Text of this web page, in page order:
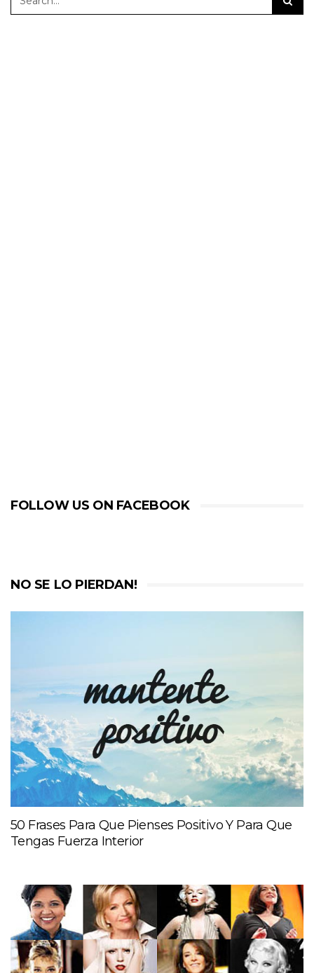
FOLLOW US ON FACEBOOK
NO SE LO PIERDAN!
50 Frases Para Que Pienses Positivo Y Para Que
Tengas Fuerza Interior